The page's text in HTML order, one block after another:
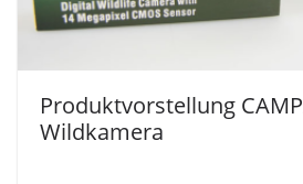
Produktvorstellung
Wildkamera